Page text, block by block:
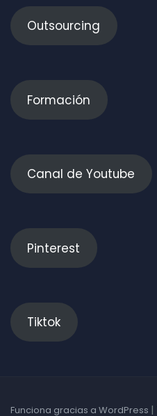
Outsourcing
Formación
Canal de Youtube
Pinterest
Tiktok
Funciona gracias a WordPress |